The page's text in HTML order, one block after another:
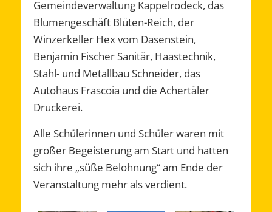
Gemeindeverwaltung Kappelrodeck, das
Blumengeschäft Blüten-Reich, der
Winzerkeller Hex vom Dasenstein,
Benjamin Fischer Sanitär, Haastechnik,
Stahl- und Metallbau Schneider, das
Autohaus Frascoia und die Achertäler
Druckerei.
Alle Schülerinnen und Schüler waren mit
großer Begeisterung am Start und hatten
sich ihre „süße Belohnung“ am Ende der
Veranstaltung mehr als verdient.